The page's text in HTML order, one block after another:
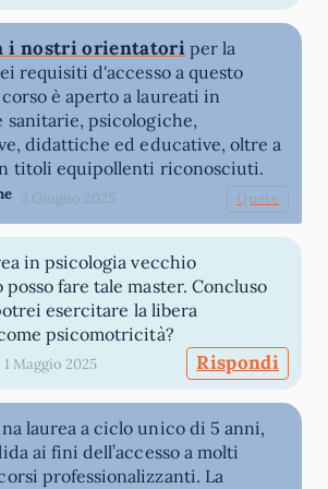
i nostri orientatori per la
requisiti d'accesso a questo
è aperto a laureati in
sanitarie, psicologiche,
didattiche ed educative, oltre a
titoli equipollenti riconosciuti.
3 Giugno 2025 Quote
in psicologia vecchio
fare tale master. Concluso
esercitare la libera
psicomotricità?
1 Maggio 2025 Rispondi
laurea a ciclo unico di 5 anni,
ai fini dell’accesso a molti
professionalizzanti. La